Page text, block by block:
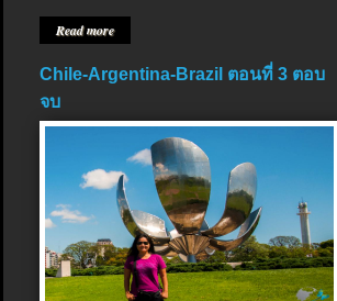
Read more
Chile-Argentina-Brazil ตอนที่ 3 ตอบ
จบ